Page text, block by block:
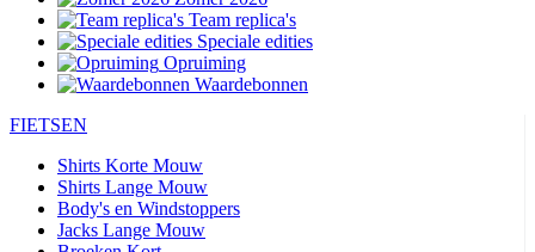
Team replica's
Speciale edities
Opruiming
Waardebonnen
FIETSEN
Shirts Korte Mouw
Shirts Lange Mouw
Body's en Windstoppers
Jacks Lange Mouw